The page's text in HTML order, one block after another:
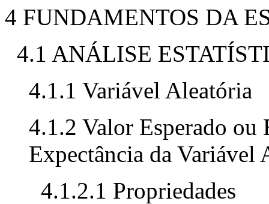
4 FUNDAMENTOS DA
4.1 ANÁLISE
4.1.1 Variável Aleatória
4.1.2 Valor Esperado ou
Expectância da Variável
4.1.2.1 Propriedades